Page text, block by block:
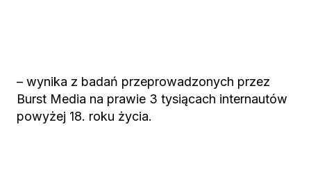
– wynika z badań przeprowadzonych przez
Burst Media na prawie 3 tysiącach internautów
powyżej 18. roku życia.